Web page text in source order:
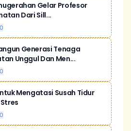
Gelar Profesor
Dari Sill...
0
Generasi Tenaga
Unggul Dan Men...
0
Mengatasi Susah Tidur
0